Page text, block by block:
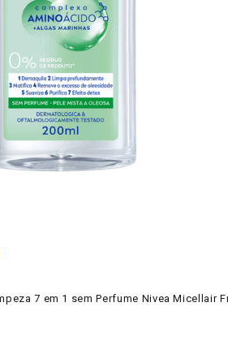
7 em 1 sem Perfume Nivea Micellair